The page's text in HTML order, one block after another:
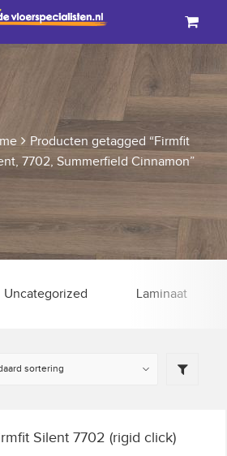
Producten getagged “Firmfit
7702, Summerfield Cinnamon”
Uncategorized Laminaat
Silent 7702 (rigid click)